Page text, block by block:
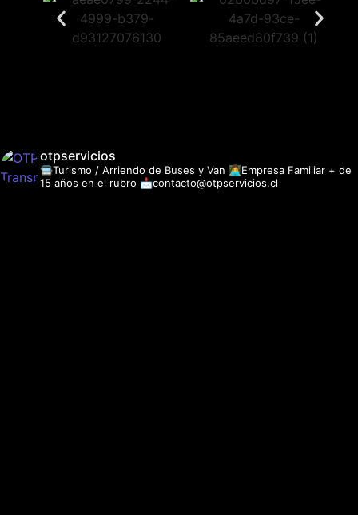
otpservicios
🚍Turismo / Arriendo de Buses y Van 👩‍💻Empresa Familiar + de
15 años en el rubro 📩contacto@otpservicios.cl